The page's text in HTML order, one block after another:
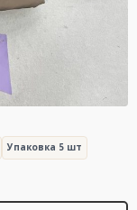
Упаковка 5 шт